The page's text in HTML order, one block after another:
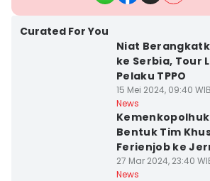
Curated For You
Niat
ke Serbia, Tour
Pelaku TPPO
15 Mei 2024, 09:40 WIB
News
Bentuk Tim
Ferienjob ke
27 Mar 2024, 23:40
News